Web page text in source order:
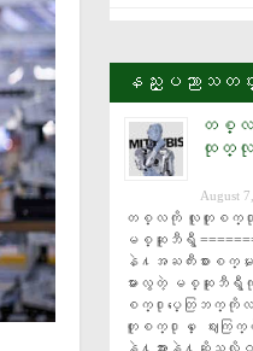
နည္းပညာသတင္း
တစ္
ထုတ္
August
တစ္လကို လူတူစက္
မစ္ဆူဘီရွီ
နဲ႔အႀကီးစားစက္
မားလွတဲ့ မစ္ဆူဘီ
စက္႐ုပ္ေတြဘက္ကိုလ
တူစက္႐ုပ္ ေဈးကြက္